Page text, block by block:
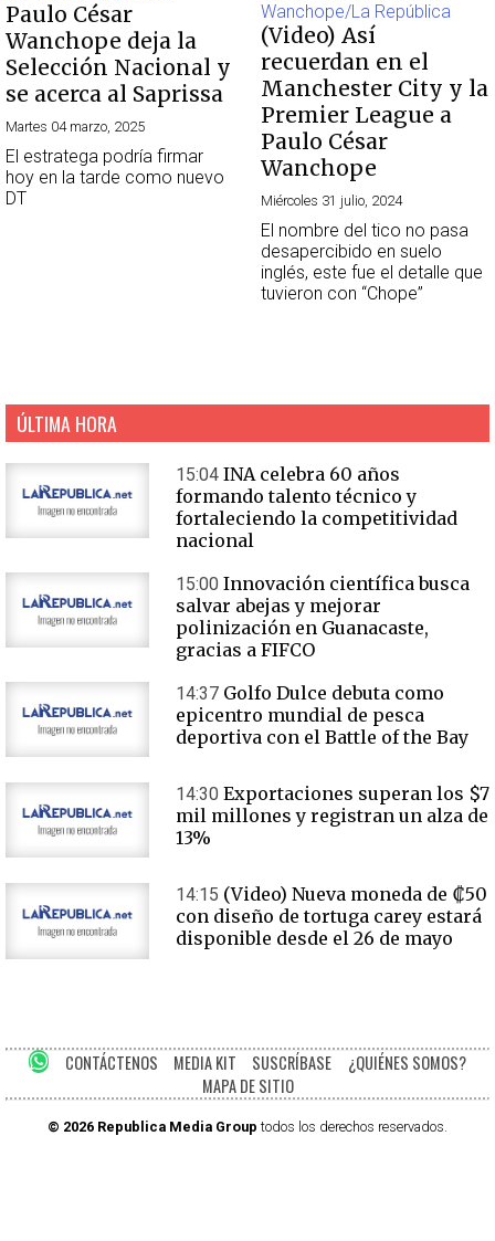
Paulo César
Wanchope deja la
Selección Nacional y
se acerca al Saprissa
Martes 04 marzo, 2025
El estratega podría firmar
hoy en la tarde como nuevo
DT
(Video) Así
recuerdan en el
Manchester City y la
Premier League a
Paulo César
Wanchope
Miércoles 31 julio, 2024
El nombre del tico no pasa
desapercibido en suelo
inglés, este fue el detalle que
tuvieron con “Chope”
ÚLTIMA HORA
15:04 INA celebra 60 años
formando talento técnico y
fortaleciendo la competitividad
nacional
15:00 Innovación científica busca
salvar abejas y mejorar
polinización en Guanacaste,
gracias a FIFCO
14:37 Golfo Dulce debuta como
epicentro mundial de pesca
deportiva con el Battle of the Bay
14:30 Exportaciones superan los $7
mil millones y registran un alza de
13%
14:15 (Video) Nueva moneda de ₡50
con diseño de tortuga carey estará
disponible desde el 26 de mayo
CONTÁCTENOS MEDIA KIT SUSCRÍBASE
¿QUIÉNES SOMOS?
MAPA DE SITIO
© 2026 Republica Media Group todos los derechos reservados.